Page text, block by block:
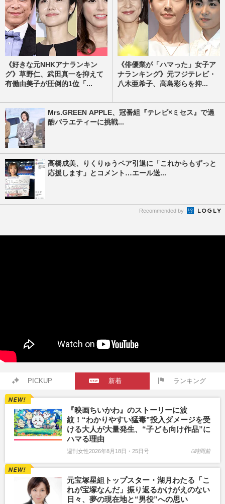
《好きな元NHKアナランキン
グ》草野仁、武田真一を抑えて
有働由美子が圧倒的1位「...
《俳優業が「ハマった」女子ア
ナランキング》元フジテレビ・
八木亜希子、高島彩らを抑...
Mrs.GREEN APPLE、冠番組『テレビ×ミセス』で過
酷バラエティーに挑戦...
高橋成美、りくりゅうペア引退に「これからもずっと
応援します」とコメント…エール送...
Recommended by
PICKUP 新着 ランキング
『映画ちいかわ』のストーリーに波
紋！“わかりやすい猛毒”投入ダメージを受
ける大人が大量発生、“子ども向け作品”に
ハマる理由
週刊女性2026年8月18日・25日号 0時間前
元宝塚星組トップスター・湖月わたる「こ
れが宝塚なんだ」振り返るかけがえのない
日々、夢の現在地と“男役”への思い